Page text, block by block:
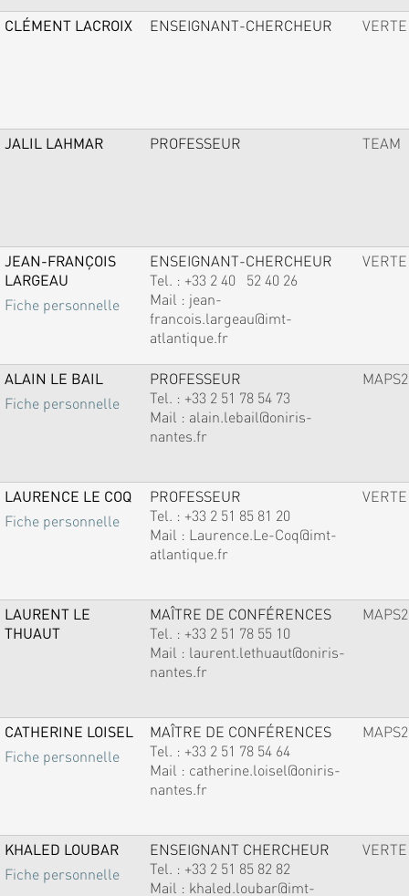
CLÉMENT LACROIX ENSEIGNANT-CHERCHEUR VERTE
JALIL LAHMAR PROFESSEUR TEAM
JEAN-FRANÇOIS
LARGEAU
Fiche personnelle
ENSEIGNANT-CHERCHEUR
Tel. : +33 2 40 52 40 26
Mail : jean-
francois.largeau@imt-
atlantique.fr
VERTE
ALAIN LE BAIL
Fiche personnelle
PROFESSEUR
Tel. : +33 2 51 78 54 73
Mail : alain.lebail@oniris-
nantes.fr
MAPS2
LAURENCE LE COQ
Fiche personnelle
PROFESSEUR
Tel. : +33 2 51 85 81 20
Mail : Laurence.Le-Coq@imt-
atlantique.fr
VERTE
LAURENT LE
THUAUT
MAÎTRE DE CONFÉRENCES
Tel. : +33 2 51 78 55 10
Mail : laurent.lethuaut@oniris-
nantes.fr
MAPS2
CATHERINE LOISEL
Fiche personnelle
MAÎTRE DE CONFÉRENCES
Tel. : +33 2 51 78 54 64
Mail : catherine.loisel@oniris-
nantes.fr
MAPS2
KHALED LOUBAR
Fiche personnelle
ENSEIGNANT CHERCHEUR
Tel. : +33 2 51 85 82 82
Mail : khaled.loubar@imt-
VERTE